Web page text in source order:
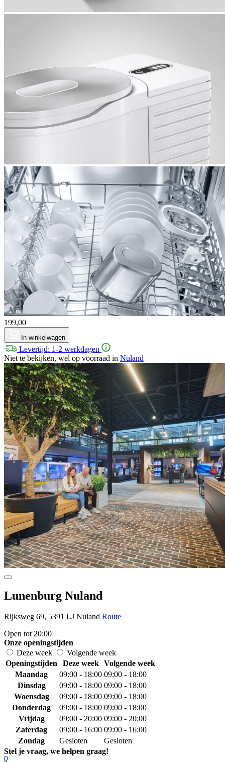
199,00
In winkelwagen
Levertijd: 1-2 werkdagen
Niet te bekijken, wel op voorraad in Nuland
Lunenburg Nuland
Rijksweg 69, 5391 LJ Nuland Route
Open tot 20:00
Onze openingstijden
Deze week
Volgende week
Openingstijden
Deze week
Volgende week
Maandag
09:00 - 18:00 09:00 - 18:00
Dinsdag
09:00 - 18:00 09:00 - 18:00
Woensdag
09:00 - 18:00 09:00 - 18:00
Donderdag
09:00 - 18:00 09:00 - 18:00
Vrijdag
09:00 - 20:00 09:00 - 20:00
Zaterdag
09:00 - 16:00 09:00 - 16:00
Zondag
Gesloten
Gesloten
Stel je vraag, we helpen graag!